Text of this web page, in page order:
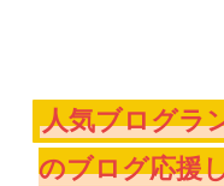
人気ブログラ
のブログ応援